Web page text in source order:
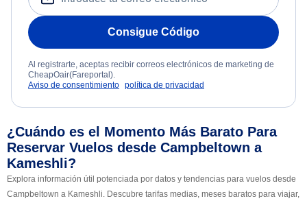
Consigue Código
Al registrarte, aceptas recibir correos electrónicos de marketing de
CheapOair(Fareportal).
Aviso de consentimiento política de privacidad
¿Cuándo es el Momento Más Barato Para
Reservar Vuelos desde Campbeltown a
Kameshli?
Explora información útil potenciada por datos y tendencias para vuelos desde
Campbeltown a Kameshli. Descubre tarifas medias, meses baratos para viajar,